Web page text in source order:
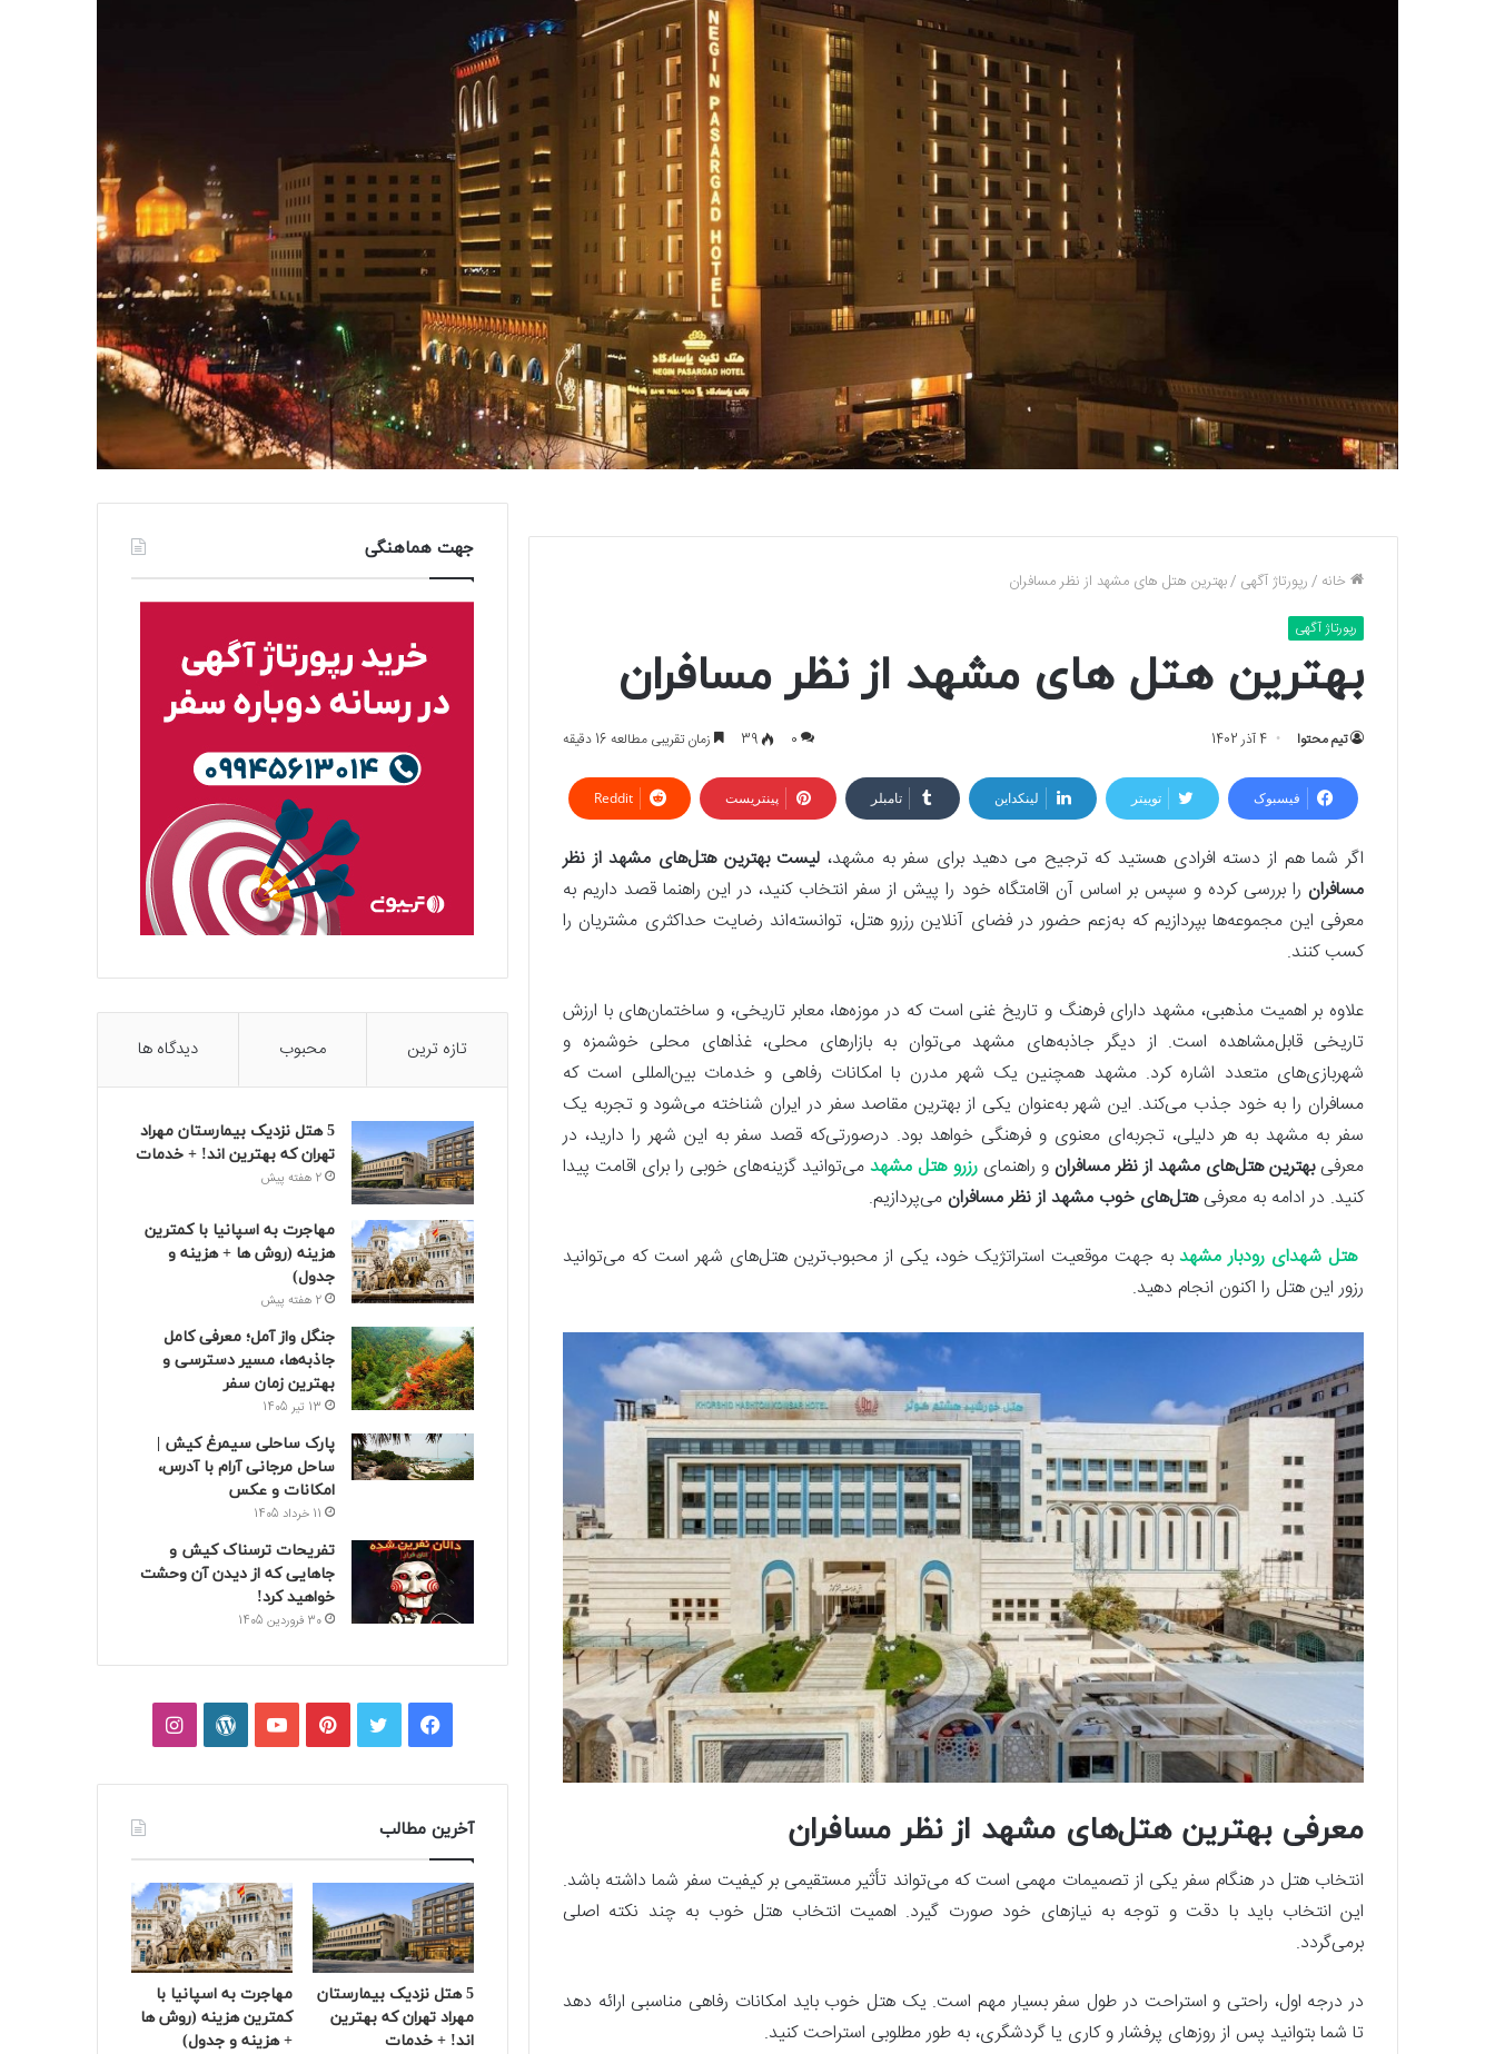
خانه /رپورتاژ آگهی /بهترین هتل های مشهد از نظر مسافران
رپورتاژ آگهی
بهترین هتل های مشهد از نظر مسافران
تیم محتوا 4 آذر 1402 0
39 زمان تقریبی مطالعه 16 دقیقه
فیسبوک توییتر لینکداین تامبلر پینتریست Reddit
اگر شما هم از دسته افرادی هستید که ترجیح می دهید برای سفر به مشهد، لیست بهترین هتل‌های مشهد از نظر
مسافران را بررسی کرده و سپس بر اساس آن اقامتگاه خود را پیش از سفر انتخاب کنید، در این راهنما قصد داریم به
معرفی این مجموعه‌ها بپردازیم که به‌زعم حضور در فضای آنلاین رزرو هتل، توانسته‌اند رضایت حداکثری مشتریان را
کسب کنند.
علاوه بر اهمیت مذهبی، مشهد دارای فرهنگ و تاریخ غنی است که در موزه‌ها، معابر تاریخی، و ساختمان‌های با ارزش
تاریخی قابل‌مشاهده است. از دیگر جاذبه‌های مشهد می‌توان به بازارهای محلی، غذاهای محلی خوشمزه و
شهربازی‌های متعدد اشاره کرد. مشهد همچنین یک شهر مدرن با امکانات رفاهی و خدمات بین‌المللی است که
مسافران را به خود جذب می‌کند. این شهر به‌عنوان یکی از بهترین مقاصد سفر در ایران شناخته می‌شود و تجربه یک
سفر به مشهد به هر دلیلی، تجربه‌ای معنوی و فرهنگی خواهد بود. درصورتی‌که قصد سفر به این شهر را دارید، در
معرفیبهترین هتل‌های مشهد از نظر مسافران و راهنمایرزرو هتل مشهدمی‌توانید گزینه‌های خوبی را برای اقامت پیدا
کنید. در ادامه به معرفیهتل‌های خوب مشهد از نظر مسافران می‌پردازیم.
هتل شهدای رودبار مشهدبه جهت موقعیت استراتژیک خود، یکی از محبوب‌ترین هتل‌های شهر است که می‌توانید
رزور این هتل را اکنون انجام دهید.
معرفی بهترین هتل‌های مشهد از نظر مسافران
انتخاب هتل در هنگام سفر یکی از تصمیمات مهمی است که می‌تواند تأثیر مستقیمی بر کیفیت سفر شما داشته باشد.
این انتخاب باید با دقت و توجه به نیازهای خود صورت گیرد. اهمیت انتخاب هتل خوب به چند نکته اصلی
برمی‌گردد.
در درجه اول، راحتی و استراحت در طول سفر بسیار مهم است. یک هتل خوب باید امکانات رفاهی مناسبی ارائه دهد
تا شما بتوانید پس از روزهای پرفشار و کاری یا گردشگری، به طور مطلوبی استراحت کنید.
جهت هماهنگی
تازه ترین محبوب دیدگاه ها
5 هتل نزدیک بیمارستان مهراد
تهران که بهترین‌ اند! + خدمات
2 هفته پیش
مهاجرت به اسپانیا با کمترین
هزینه (روش ها + هزینه و
جدول)
2 هفته پیش
جنگل واز آمل؛ معرفی کامل
جاذبه‌ها، مسیر دسترسی و
بهترین زمان سفر
13 تیر 1405
پارک ساحلی سیمرغ کیش |
ساحل مرجانی آرام با آدرس،
امکانات و عکس
11 خرداد 1405
تفریحات ترسناک کیش و
جاهایی که از دیدن آن وحشت
خواهید کرد!
30 فروردین 1405
فیسبوکتوییترپینتریستیوتیوبوردپرساینستاگرام
آخرین مطالب
5 هتل نزدیک بیمارستان
مهراد تهران که بهترین‌
اند! + خدمات
مهاجرت به اسپانیا با
کمترین هزینه (روش ها
+ هزینه و جدول)